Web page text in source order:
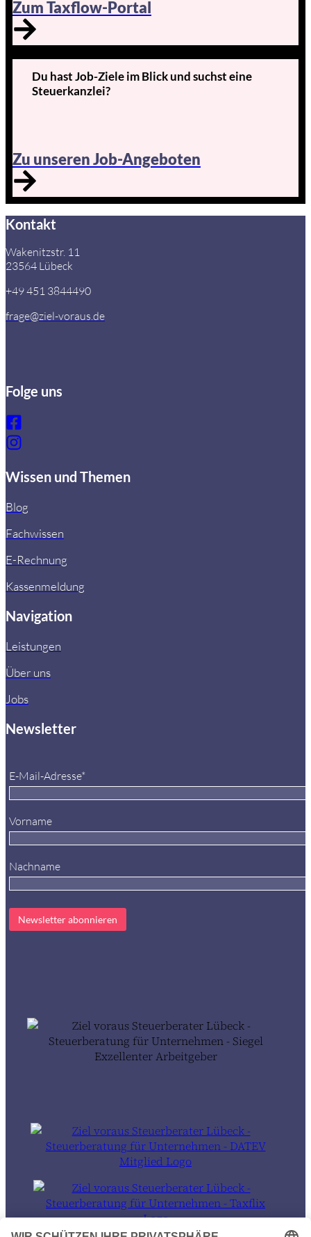
Zum Taxflow-Portal
Du hast Job-Ziele im Blick und suchst eine
Steuerkanzlei?
Zu unseren Job-Angeboten
Kontakt
Wakenitzstr. 11
23564 Lübeck
+49 451 3844490
frage@ziel-voraus.de
Folge uns
Wissen und Themen
Blog
Fachwissen
E-Rechnung
Kassenmeldung
Navigation
Leistungen
Über uns
Jobs
Newsletter
E-Mail-Adresse*
Vorname
Nachname